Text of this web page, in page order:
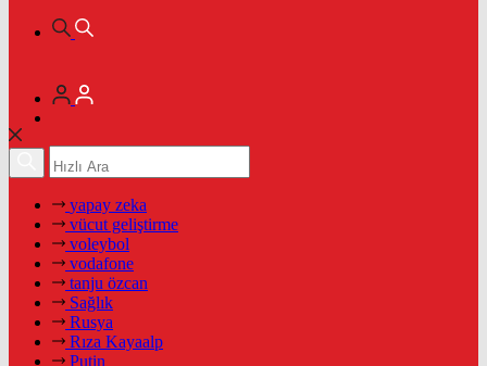
yapay zeka
vücut geliştirme
voleybol
vodafone
tanju özcan
Sağlık
Rusya
Rıza Kayaalp
Putin